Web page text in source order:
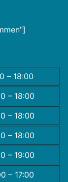
– 18:00
– 18:00
– 18:00
– 18:00
– 19:00
– 17:00